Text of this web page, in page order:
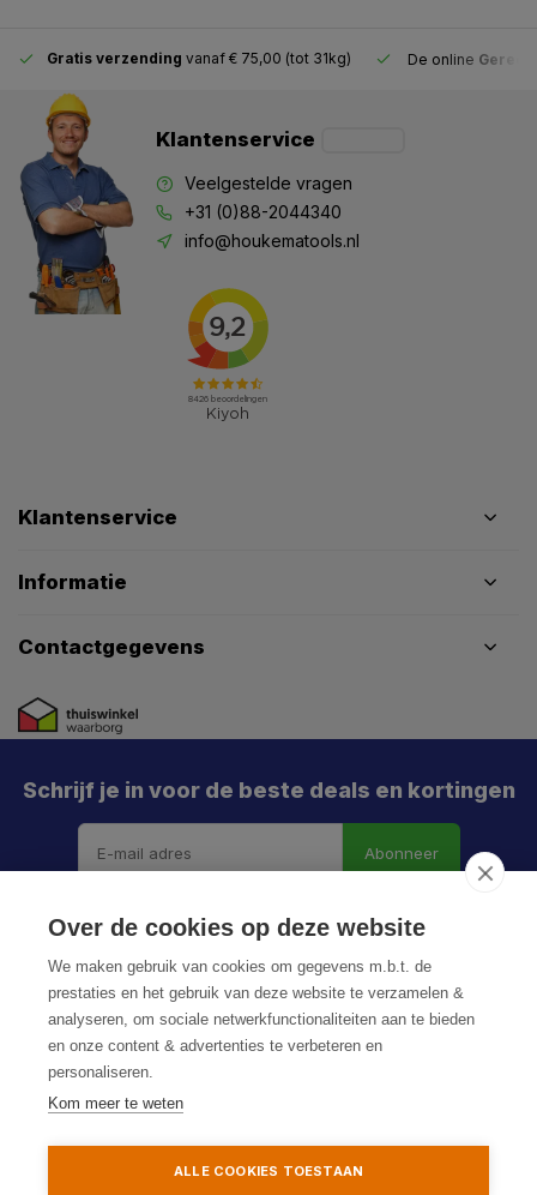
Gratis verzending vanaf € 75,00 (tot 31kg) De online
Klantenservice
Veelgestelde vragen
+31 (0)88-2044340
info@houkematools.nl
Klantenservice
Informatie
Contactgegevens
Schrijf je in voor de beste deals en kortingen
Abonneer
Privacy Policy
Over de cookies op deze website
We maken gebruik van cookies om gegevens m.b.t. de
prestaties en het gebruik van deze website te verzamelen &
analyseren, om sociale netwerkfunctionaliteiten aan te bieden
en onze content & advertenties te verbeteren en
personaliseren.
Kom meer te weten
ALLE COOKIES TOESTAAN